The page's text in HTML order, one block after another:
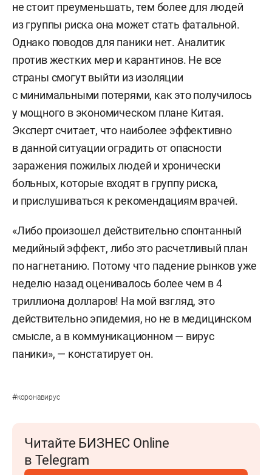
не стоит преуменьшать, тем более для людей
из группы риска она может стать фатальной.
Однако поводов для паники нет. Аналитик
против жестких мер и карантинов. Не все
страны смогут выйти из изоляции
с минимальными потерями, как это получилось
у мощного в экономическом плане Китая.
Эксперт считает, что наиболее эффективно
в данной ситуации оградить от опасности
заражения пожилых людей и хронически
больных, которые входят в группу риска,
и прислушиваться к рекомендациям врачей.
«Либо произошел действительно спонтанный
медийный эффект, либо это расчетливый план
по нагнетанию. Потому что падение рынков уже
неделю назад оценивалось более чем в 4
триллиона долларов! На мой взгляд, это
действительно эпидемия, но не в медицинском
смысле, а в коммуникационном — вирус
паники», — констатирует он.
#коронавирус
Читайте БИЗНЕС Online
в Telegram